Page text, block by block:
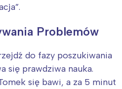
Problemów
do fazy poszukiwania
się prawdziwa nauka.
się bawi, a za 5 minut